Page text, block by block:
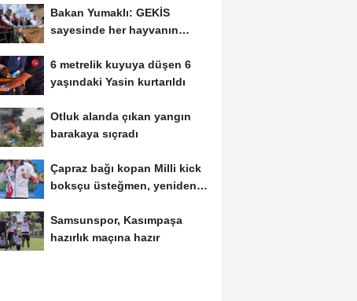
Bakan Yumaklı: GEKİS
sayesinde her hayvanın
6 metrelik kuyuya düşen 6
yaşındaki Yasin kurtarıldı
Otluk alanda çıkan yangın
barakaya sıçradı
Çapraz bağı kopan Milli kick
boksçu üsteğmen, yeniden
Samsunspor, Kasımpaşa
hazırlık maçına hazır